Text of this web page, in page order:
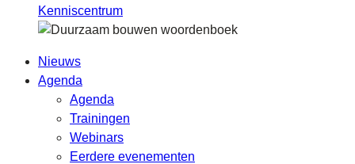
Kenniscentrum
Nieuws
Agenda
Agenda
Trainingen
Webinars
Eerdere evenementen